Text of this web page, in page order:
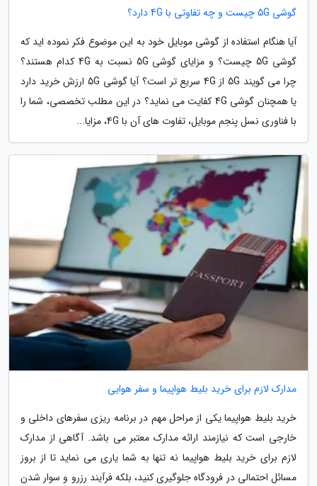
گوشی 5G چیست و چه تفاوتی با 4G دارد؟
آیا هنگام استفاده از گوشی موبایل خود به این موضوع فکر نموده اید که
گوشی 5G چیست؟ و مزایای گوشی 5G نسبت به 4G کدام هستند؟
چرا می گویند 5G از 4G سریع تر است؟ آیا گوشی 5G ارزش خرید دارد
یا همچنان گوشی 4G کفایت می نماید؟ در این مطلب تخصصی، شما را
با فناوری نسل پنجم موبایل، تفاوت های آن با 4G، مزایا...
مدارک لازم برای خرید بلیط هواپیما و سفر هوایی
خرید بلیط هواپیما یکی از مراحل مهم در برنامه ریزی سفرهای داخلی و
خارجی است که نیازمند ارائه مدارک معتبر می باشد. آگاهی از مدارک
لازم برای خرید بلیط هواپیما نه تنها به شما یاری می نماید تا از بروز
مسائل احتمالی در فرودگاه جلوگیری کنید، بلکه فرآیند رزرو و سوار شدن